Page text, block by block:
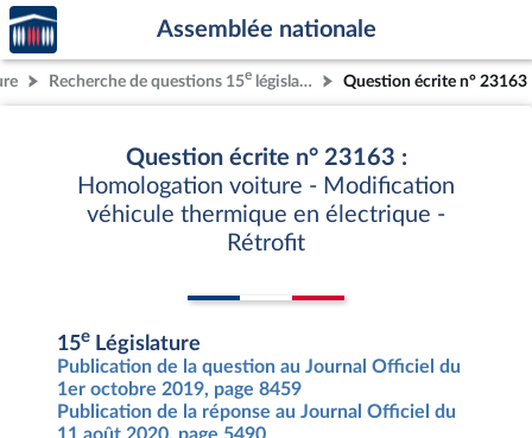
Aller au contenu
Aller en bas de la page
Accèder
à la
page
d'accueil
Assemblée nationale
Recherche de questions 15e législature Question écrite n° 23163
Question écrite n° 23163 :
Homologation voiture - Modification
véhicule thermique en électrique -
Rétrofit
15e Législature
Publication de la question au Journal Officiel du
1er octobre 2019, page 8459
Publication de la réponse au Journal Officiel du
11 août 2020, page 5490